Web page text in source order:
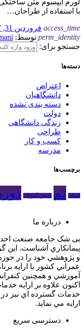
لورم ایپسوم متن
با استفاده از طراحان…
access_time فروردین 31, 1397
perm_identity توسط:
جستجو برای:
دسته‌ها
اعتراض
دانشگاهیان
دسته بندی نشده
دولت
زندگی دانشگاهی
طراحی
کسب و کار
مدرسه
برچسب‌ها
اصلی تم دانش آموزان
درباره ما
بی ­شک جامعه صنعت
و پژوهشي خود را در
عمراني کشور با ارايه
آموزشي و همچنين
اکنون علاوه بر ارايه
خدمات گسترده اي نيز در
ارايه مي­ نمايد.
دسترسی سریع